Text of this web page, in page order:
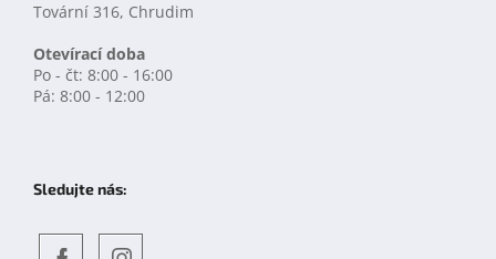
Tovární 316, Chrudim
Otevírací doba
Po - čt: 8:00 - 16:00
Pá: 8:00 - 12:00
Sledujte nás: